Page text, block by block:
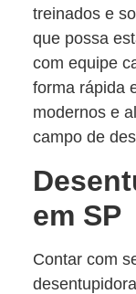
treinados e
que possa
com equipe
forma rápida
modernos e
campo de
em SP
Contar com